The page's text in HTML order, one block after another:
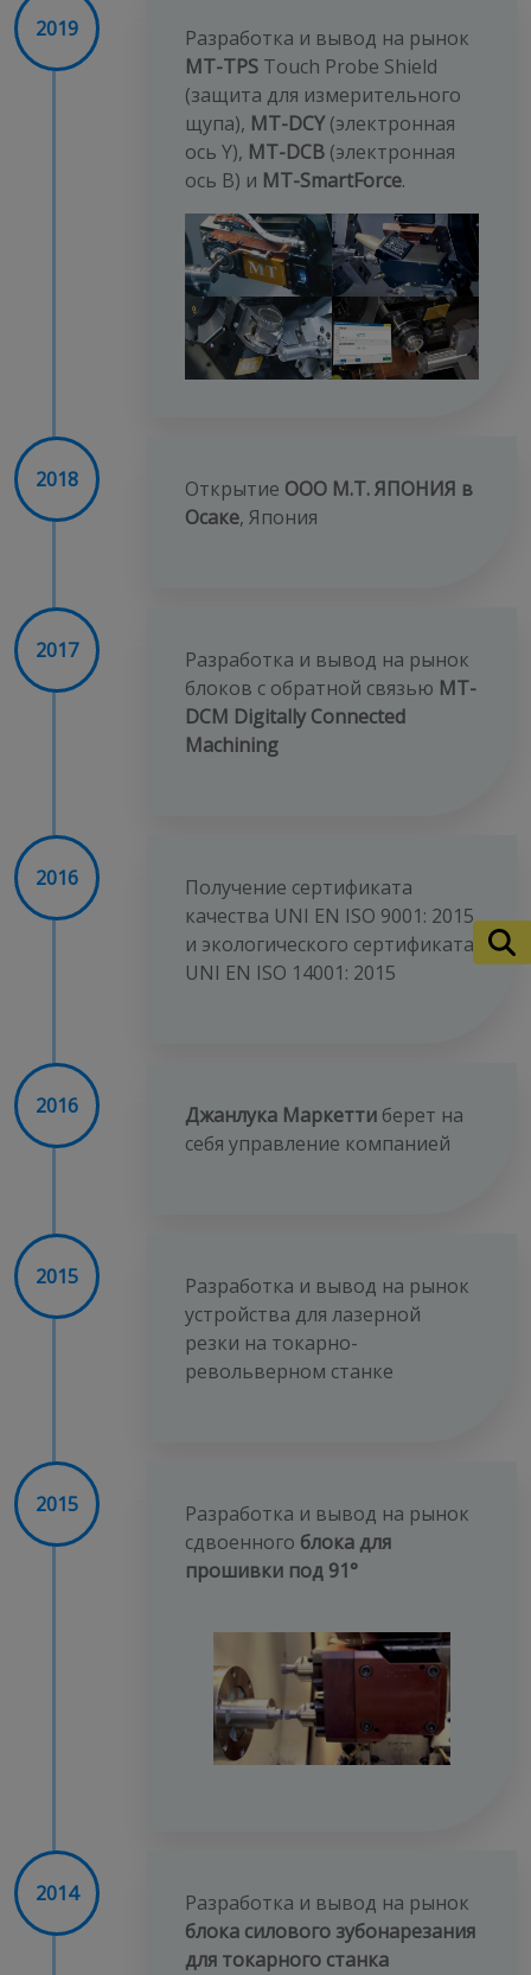
Разработка и вывод на рынок
MT-TPS Touch Probe Shield
(защита для измерительного
щупа), MT-DCY(электронная
ось Y), MT-DCB (электронная
ось B) и MT-SmartForce.
2019
Открытие ООО М.Т. ЯПОНИЯ в
Осаке, Япония
2018
Разработка и вывод на рынок
блоков с обратной связью MT-
DCM Digitally Connected
Machining
2017
Получение сертификата
качества UNI EN ISO 9001: 2015
и экологического сертификата
UNI EN ISO 14001: 2015
2016
Джанлука Маркетти берет на
себя управление компанией
2016
Разработка и вывод на рынок
устройства для лазерной
резки на токарно-
револьверном станке
2015
Разработка и вывод на рынок
сдвоенного блока для
прошивки под 91°
2015
Разработка и вывод на рынок
блока силового зубонарезания
для токарного станка
2014